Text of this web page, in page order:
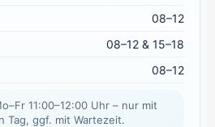
08–12
08–12 & 15–18
08–12
11:00–12:00 Uhr – nur mit
Tag, ggf. mit Wartezeit.